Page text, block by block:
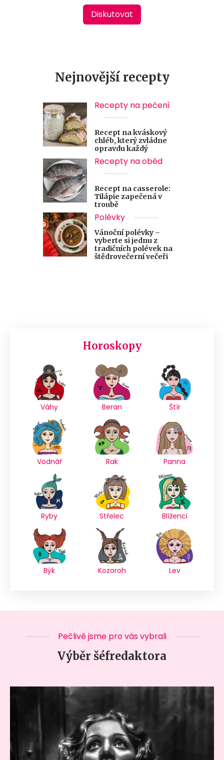
Diskutovat
Nejnovější recepty
Recepty na pečení
Recept na kváskový
chléb, který zvládne
opravdu každý
Recepty na oběd
Recept na casserole:
Tilápie zapečená v
troubě
Polévky
Vánoční polévky –
vyberte si jednu z
tradičních polévek na
štědrovečerní večeři
Horoskopy
Váhy Beran Štír
Vodnář Rak Panna
Ryby Střelec Blíženci
Býk Kozoroh Lev
Pečlivě jsme pro vás vybrali
Výběr šéfredaktora